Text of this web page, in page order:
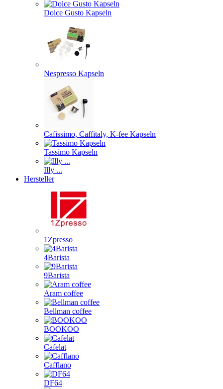
Dolce Gusto Kapseln
Nespresso Kapseln
Cafissimo, Caffitaly, K-fee Kapseln
Tassimo Kapseln
Illy ...
Hersteller
1Zpresso
4Barista
9Barista
Aram coffee
Bellman coffee
BOOKOO
Cafelat
Cafflano
DF64